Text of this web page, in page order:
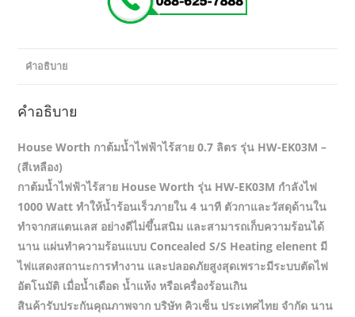
คำอธิบาย
คำอธิบาย
House Worth กาต้มน้ำไฟฟ้าไร้สาย 0.7 ลิตร รุ่น HW-EK03M –
(สีเหลือง)
กาต้มน้ำไฟฟ้าไร้สาย House Worth รุ่น HW-EK03M กำลังไฟ
1000 Watt ทำให้น้ำร้อนเร็วภายใน 4 นาที ตัวกาและวัสดุด้านใน
ทำจากสแตนเลส อย่างดีไม่ขึ้นสนิม และสามารถเก็บความร้อนได้
นาน แผ่นทำความร้อนแบบ Concealed S/S Heating elenent มี
ไฟแสดงสถานะการทำงาน และปลอดภัยสูงสุดเพราะมีระบบตัดไฟ
อัตโนมัติ เมื่อน้ำเดือด น้ำแห้ง หรือเครื่องร้อนเกิน
สินค้ารับประกันคุณภาพจาก บริษัท คิวเซ็น ประเทศไทย จำกัด นาน